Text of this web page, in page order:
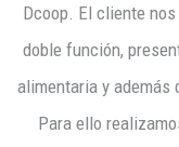
Dcoop. El cliente
doble función,
alimentaria y además
Para ello